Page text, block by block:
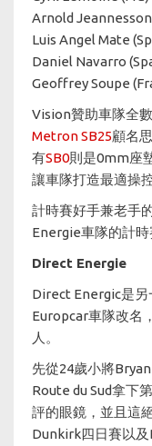
Arnold Jeannesson
Luis Angel Mate
Daniel Navarro
Geoffrey Soupe
Vision贊助車隊全
Metron SB25顧名
有SB0則是0mm座
讓車隊打造最適操
計時賽好手兼老手
Energie車隊的計
Direct Energie
Direct Energic是另
Europcar車隊改名
人。
先從24歲小將
Route du Sud拿下
評的眼鏡，並且這
Dunkirk四日賽以及